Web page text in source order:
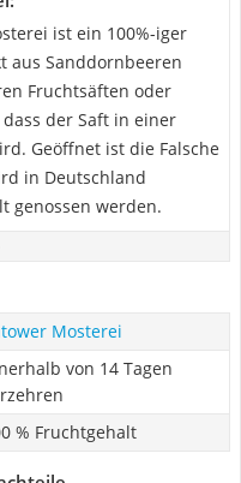
ist ein 100%-iger
aus Sanddornbeeren
Fruchtsäften oder
der Saft in einer
Geöffnet ist die Falsche
in Deutschland
genossen werden.
Mosterei
von 14 Tagen
% Fruchtgehalt